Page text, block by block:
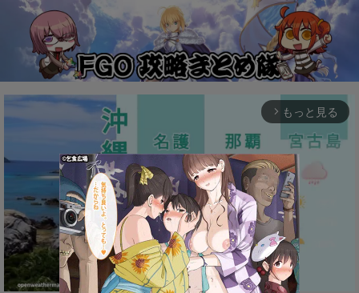
arrow_forward_ios もっと見る